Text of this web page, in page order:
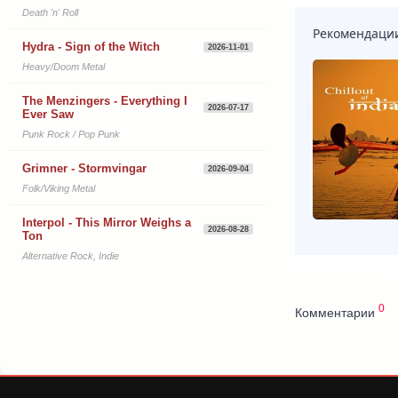
Комментарии 0
Death 'n' Roll
Hydra - Sign of the Witch 2026-11-01
Heavy/Doom Metal
The Menzingers - Everything I
Ever Saw
2026-07-17
Punk Rock / Pop Punk
Grimner - Stormvingar 2026-09-04
Folk/Viking Metal
Interpol - This Mirror Weighs a
Ton
2026-08-28
Alternative Rock, Indie